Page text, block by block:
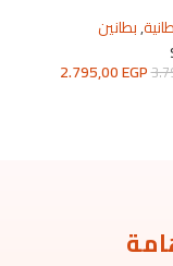
,بطانين
2.795,00EGP